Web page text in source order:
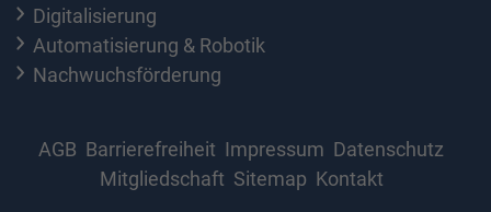
Digitalisierung
Automatisierung & Robotik
Nachwuchsförderung
AGB Barrierefreiheit Impressum Datenschutz
Mitgliedschaft Sitemap Kontakt